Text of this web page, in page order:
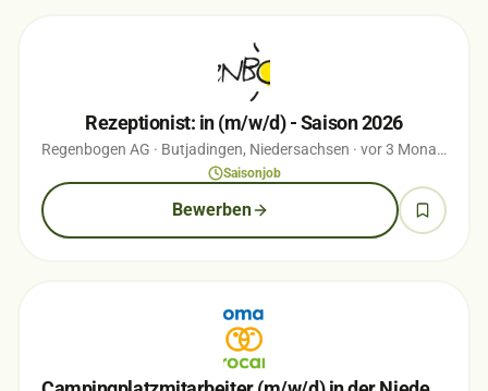
Rezeptionist: in (m/w/d) - Saison 2026
Regenbogen AG · Butjadingen, Niedersachsen · vor 3 Monaten
Saisonjob
Bewerben